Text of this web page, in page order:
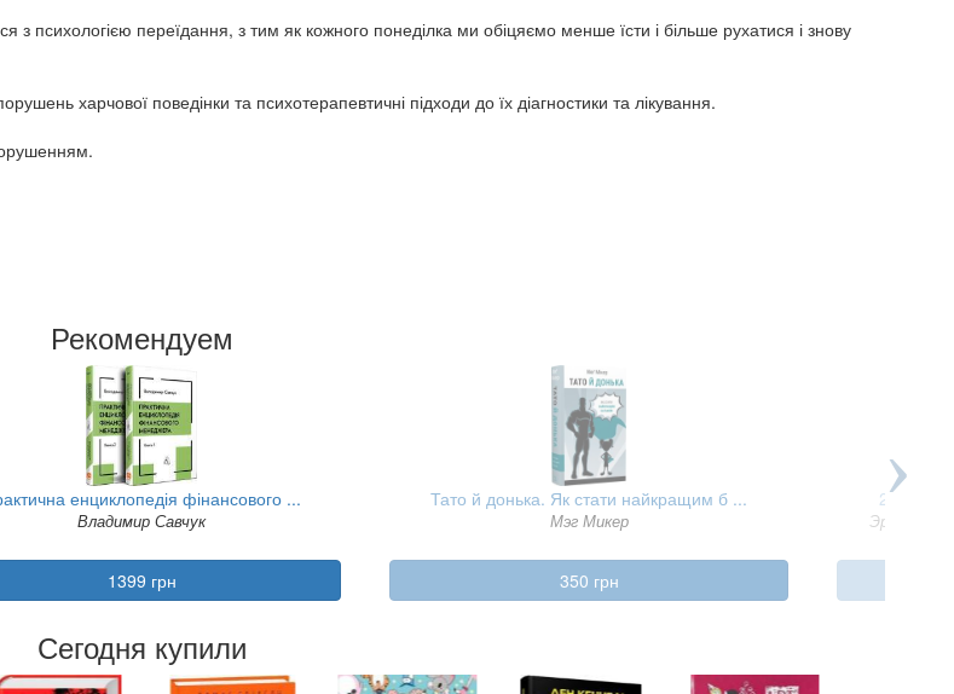
з психологією переїдання, з тим як кожного понеділка ми обіцяємо менше їсти і більше рухатися і знову
харчової поведінки та психотерапевтичні підходи до їх діагностики та лікування.
Рекомендуем
енциклопедія фінансового ...
Владимир Савчук
1399 грн
Тато й донька. Як стати найкращим б ...
Мэг Микер
350 грн
2024
Эрик Ван
Сегодня купили